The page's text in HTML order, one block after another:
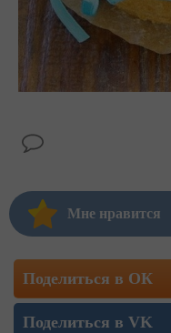
Мне нравится
Поделиться в ОК
Поделиться в VK